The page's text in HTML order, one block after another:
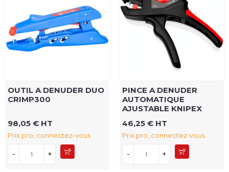
OUTIL A DENUDER DUO
CRIMP300
98,05 € HT
Prix pro, connectez-vous
- +
PINCE A DENUDER
AUTOMATIQUE
AJUSTABLE KNIPEX
46,25 € HT
Prix pro, connectez-vous
- +